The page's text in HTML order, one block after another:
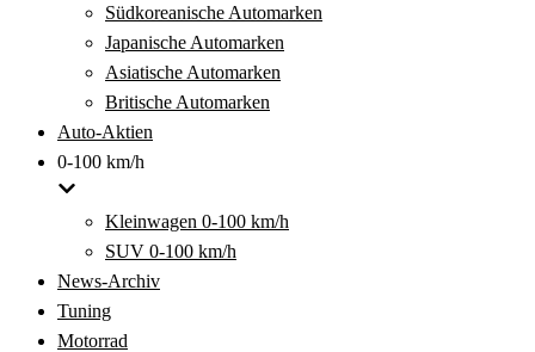
Südkoreanische Automarken
Japanische Automarken
Asiatische Automarken
Britische Automarken
Auto-Aktien
0-100 km/h
Kleinwagen 0-100 km/h
SUV 0-100 km/h
News-Archiv
Tuning
Motorrad